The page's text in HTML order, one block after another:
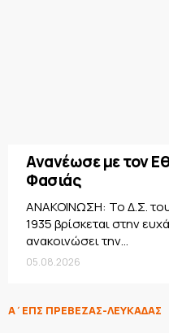
Ανανέωσε με τον
Φασιάς
ΑΝΑΚΟΙΝΩΣΗ: Το Δ.Σ.
1935 βρίσκεται στην
ανακοινώσει την...
05.08.2026
Α΄ΕΠΣ ΠΡΕΒΕΖΑΣ-ΛΕΥΚΑΔΑΣ